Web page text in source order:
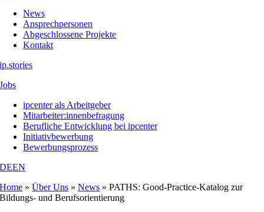
News
Ansprechpersonen
Abgeschlossene Projekte
Kontakt
ip.stories
Jobs
ipcenter als Arbeitgeber
Mitarbeiter:innenbefragung
Berufliche Entwicklung bei ipcenter
Initiativbewerbung
Bewerbungsprozess
DEEN
Home »Über Uns »News »PATHS: Good-Practice-Katalog zur
Bildungs- und Berufsorientierung